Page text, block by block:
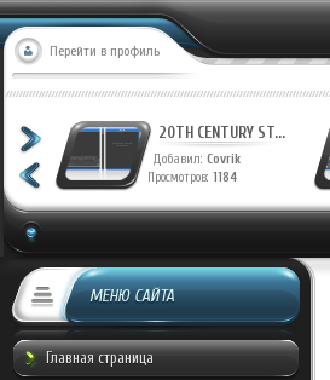
Перейти в профиль
20TH CENTURY ST...
Добавил: Covrik
Просмотров: 1184
МЕНЮ САЙТА
Главная страница